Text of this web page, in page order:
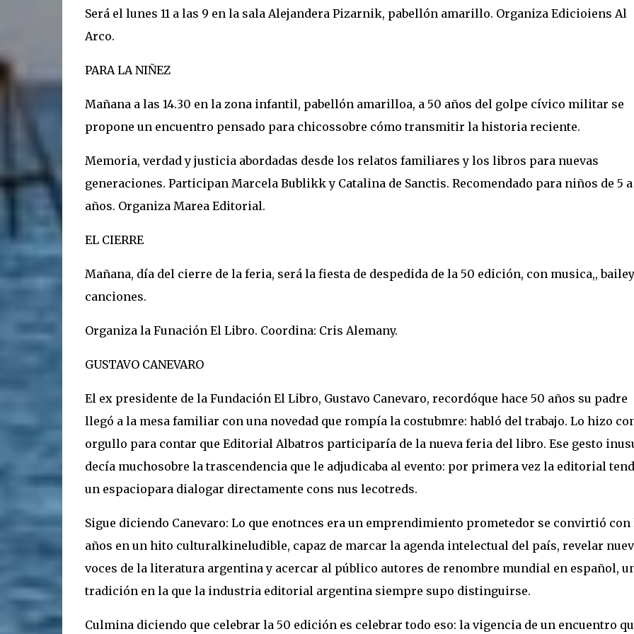
Será el lunes 11 a las 9 en la sala Alejandera Pizarnik, pabellón amarillo. Organiza Edicioiens Al
Arco.
PARA LA NIÑEZ
Mañana a las 14.30 en la zona infantil, pabellón amarilloa, a 50 años del golpe cívico militar se
propone un encuentro pensado para chicossobre cómo transmitir la historia reciente.
Memoria, verdad y justicia abordadas desde los relatos familiares y los libros para nuevas
generaciones. Participan Marcela Bublikk y Catalina de Sanctis. Recomendado para niños de 5 a
años. Organiza Marea Editorial.
EL CIERRE
Mañana, día del cierre de la feria, será la fiesta de despedida de la 50 edición, con musica,, bailey
canciones.
Organiza la Funación El Libro. Coordina: Cris Alemany.
GUSTAVO CANEVARO
El ex presidente de la Fundación El Libro, Gustavo Canevaro, recordóque hace 50 años su padre
llegó a la mesa familiar con una novedad que rompía la costubmre: habló del trabajo. Lo hizo
orgullo para contar que Editorial Albatros participaría de la nueva feria del libro. Ese gesto
decía muchosobre la trascendencia que le adjudicaba al evento: por primera vez la editorial
un espaciopara dialogar directamente cons nus lecotreds.
Sigue diciendo Canevaro: Lo que enotnces era un emprendimiento prometedor se convirtió con
años en un hito culturalkineludible, capaz de marcar la agenda intelectual del país, revelar
voces de la literatura argentina y acercar al público autores de renombre mundial en español,
tradición en la que la industria editorial argentina siempre supo distinguirse.
Culmina diciendo que celebrar la 50 edición es celebrar todo eso: la vigencia de un encuentro